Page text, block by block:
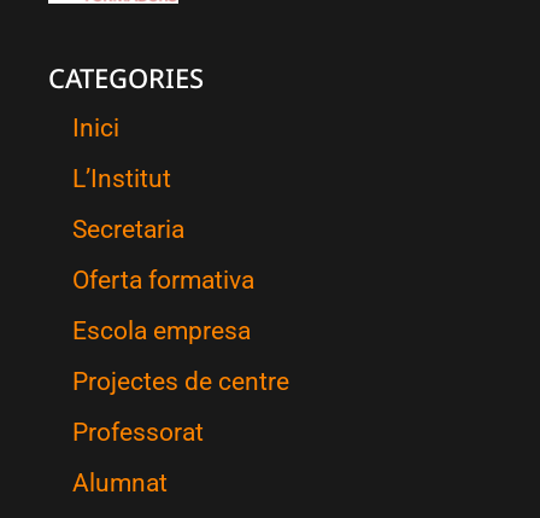
CATEGORIES
Inici
L’Institut
Secretaria
Oferta formativa
Escola empresa
Projectes de centre
Professorat
Alumnat